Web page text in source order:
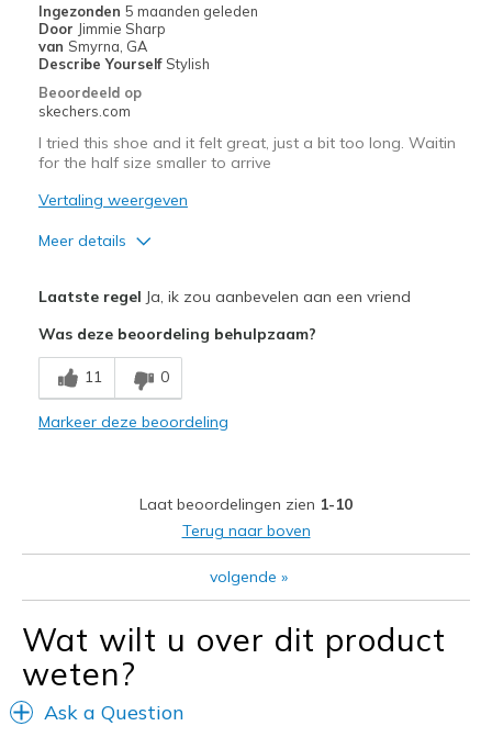
Travel
Width
Sizing
View On Shoes
I'm Really Into Shoes
Ingezonden 5 maanden geleden
Door Jimmie Sharp
van Smyrna, GA
Describe Yourself Stylish
Beoordeeld op
skechers.com
I tried this shoe and it felt great, just a bit too long. Waitin
for the half size smaller to arrive
Vertaling weergeven
Meer details
Breathe Well
Comfortable
Beste toepassingen
Casual Wear
Sizing
Feels half size too big
View On Shoes
Laatste regel Ja, ik zou aanbevelen aan een vriend
Was deze beoordeling behulpzaam?
11 0
Markeer deze beoordeling
Laat beoordelingen zien 1-10
Terug naar boven
volgende »
Wat wilt u over dit product
weten?
Ask a Question